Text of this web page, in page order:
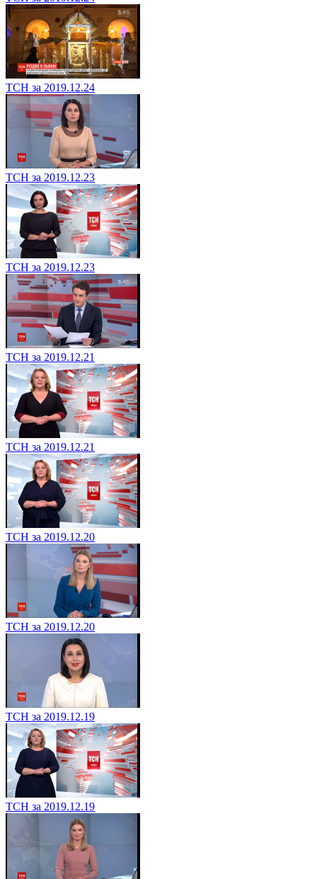
ТСН за 2019.12.24
ТСН за 2019.12.23
ТСН за 2019.12.23
ТСН за 2019.12.21
ТСН за 2019.12.21
ТСН за 2019.12.20
ТСН за 2019.12.20
ТСН за 2019.12.19
ТСН за 2019.12.19